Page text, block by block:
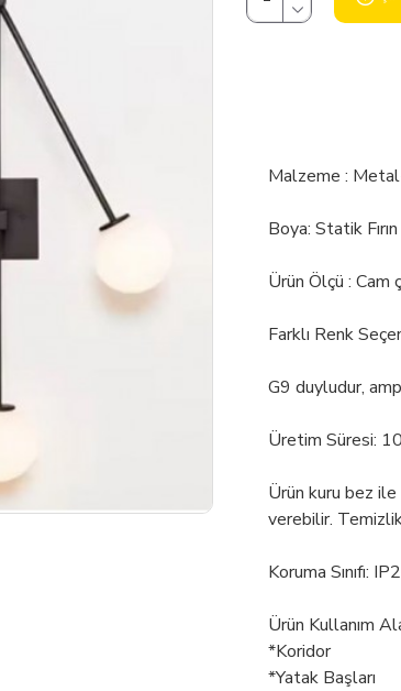
Malzeme :
Boya: Statik
Ürün Ölçü :
Farklı Renk
G9 duyludur,
Üretim Süresi:
Ürün kuru bez
verebilir.
Koruma Sınıfı:
Ürün Kullanım
*Koridor
*Yatak Başları